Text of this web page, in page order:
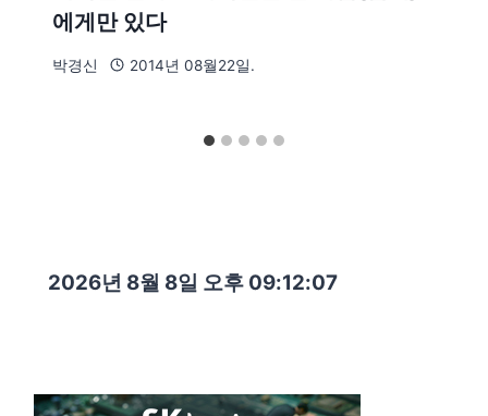
에게만 있다
박경신 2014년 08월22일.
2026년 8월 8일 오후 09:12:09